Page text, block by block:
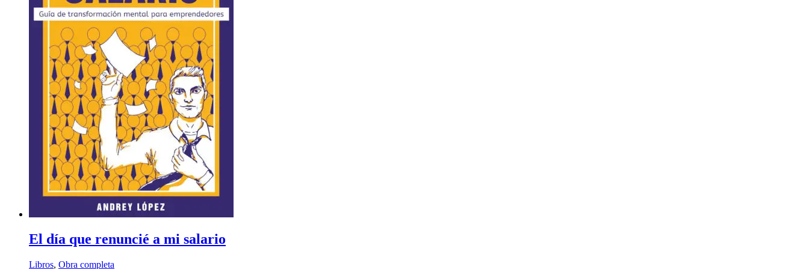
El día que renuncié a mi salario
Libros, Obra completa